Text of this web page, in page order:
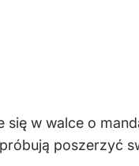
w walce o
poszerzyć